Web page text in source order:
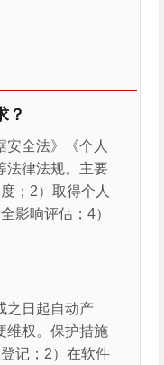
？
安全法》《个人
法律法规。主要
；2）取得个人
影响评估；4）
之日起自动产
维权。保护措施
记；2）在软件